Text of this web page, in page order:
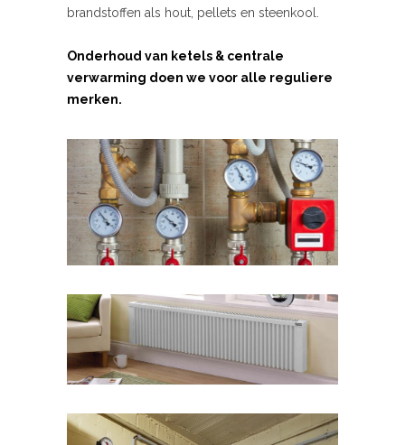
brandstoffen als hout, pellets en steenkool.
Onderhoud van ketels & centrale
verwarming doen we voor alle reguliere
merken.